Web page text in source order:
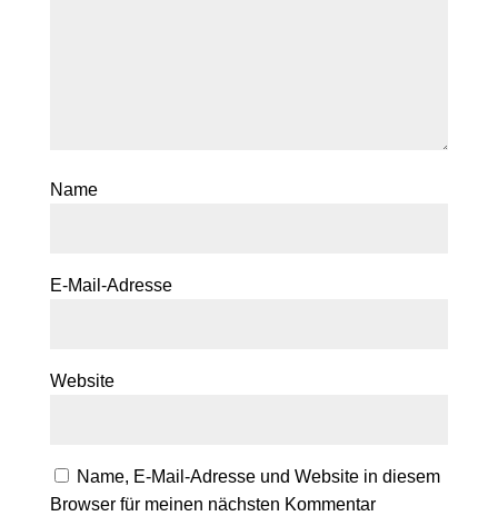
Name
E-Mail-Adresse
Website
Name, E-Mail-Adresse und Website in diesem
Browser für meinen nächsten Kommentar